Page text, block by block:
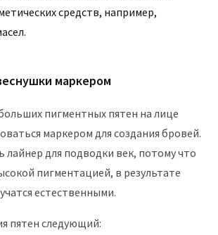
средств, например,
маркером
пигментных пятен на лице
маркером для создания бровей.
лайнер для подводки век, потому что
пигментацией, в результате
естественными.
пятен следующий: